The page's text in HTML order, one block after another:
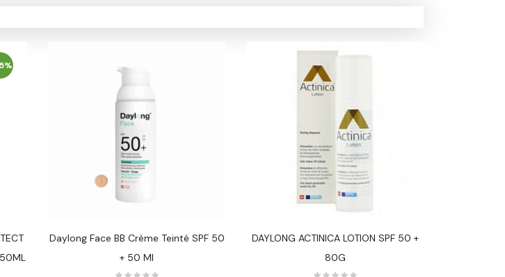
Daylong Face BB Crème Teinté SPF 50
+ 50 Ml
DAYLONG ACTINICA LOTION SPF 50 +
80G